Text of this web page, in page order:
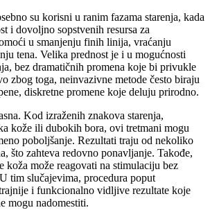
su korisni u ranim fazama starenja, kada
i dovoljno sopstvenih resursa za
u smanjenju finih linija, vraćanju
tena. Velika prednost je i u mogućnosti
bez dramatičnih promena koje bi privukle
zbog toga, neinvazivne metode često biraju
diskretne promene koje deluju prirodno.
Kod izraženih znakova starenja,
kože ili dubokih bora, ovi tretmani mogu
poboljšanje. Rezultati traju od nekoliko
što zahteva redovno ponavljanje. Takođe,
koža može reagovati na stimulaciju bez
tim slučajevima, procedura poput
i funkcionalno vidljive rezultate koje
mogu nadomestiti.